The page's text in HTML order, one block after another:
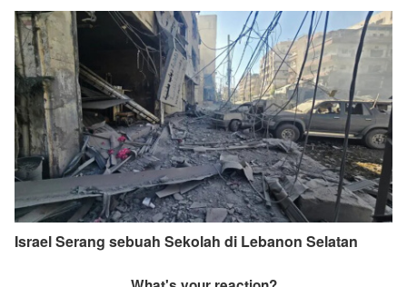
Israel Serang sebuah Sekolah di Lebanon Selatan